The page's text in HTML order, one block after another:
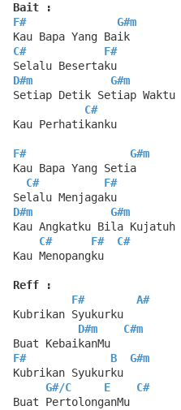
Bait :
F#
G#m
Kau Bapa Yang Baik
C#
F#
Selalu Besertaku
D#m
G#m
Setiap Detik Setiap Waktu
C#
Kau Perhatikanku
F#
G#m
Kau Bapa Yang Setia
C#
F#
Selalu Menjagaku
D#m
G#m
Kau Angkatku Bila Kujatuh
C#
F#
C#
Kau Menopangku
Reff :
F#
A#
Kubrikan Syukurku
D#m
C#m
Buat KebaikanMu
F#
B
G#m
Kubrikan Syukurku
G#/C E
C#
Buat PertolonganMu